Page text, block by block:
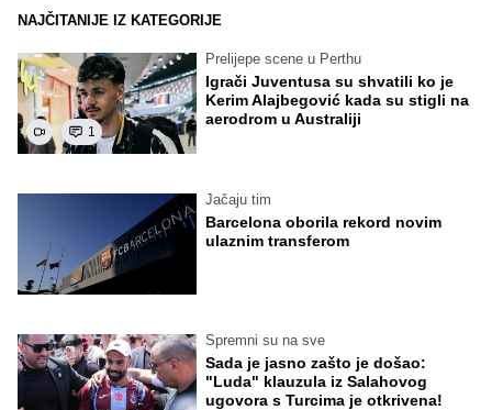
NAJČITANIJE IZ KATEGORIJE
1
Prelijepe scene u Perthu
Igrači Juventusa su shvatili ko je
Kerim Alajbegović kada su stigli na
aerodrom u Australiji
Jačaju tim
Barcelona oborila rekord novim
ulaznim transferom
Spremni su na sve
Sada je jasno zašto je došao:
"Luda" klauzula iz Salahovog
ugovora s Turcima je otkrivena!